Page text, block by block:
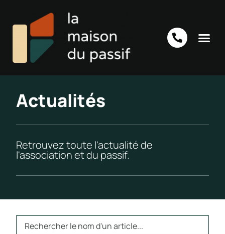
Actualités
Retrouvez toute l'actualité de
l'association et du passif.